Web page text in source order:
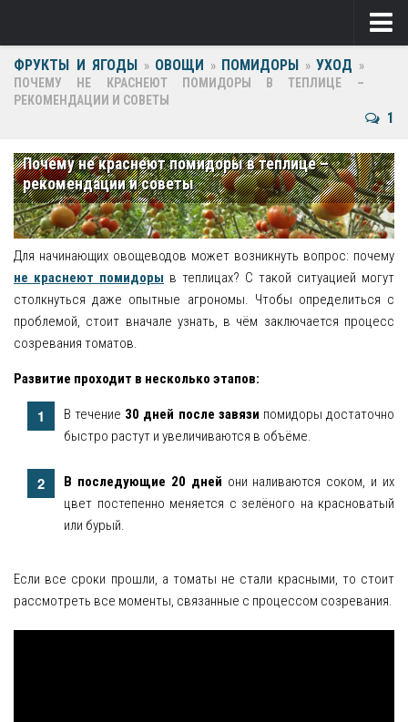
Ягоды
Виноград
Крыжовник
Малина
Фрукты
Груша
Черешня
Яблоня
Овощи
Картошка
Помидоры
ФРУКТЫ И ЯГОДЫ » ОВОЩИ » ПОМИДОРЫ » УХОД »
ПОЧЕМУ НЕ КРАСНЕЮТ ПОМИДОРЫ В ТЕПЛИЦЕ –
РЕКОМЕНДАЦИИ И СОВЕТЫ
1
Почему не краснеют помидоры в теплице –
рекомендации и советы
Для начинающих овощеводов может возникнуть вопрос: почему
не краснеют помидоры в теплицах? С такой ситуацией могут
столкнуться даже опытные агрономы. Чтобы определиться с
проблемой, стоит вначале узнать, в чём заключается процесс
созревания томатов.
Развитие проходит в несколько этапов:
В течение 30 дней после завязи помидоры достаточно
быстро растут и увеличиваются в объёме.
В последующие 20 дней они наливаются соком, и их
цвет постепенно меняется с зелёного на красноватый
или бурый.
Если все сроки прошли, а томаты не стали красными, то стоит
рассмотреть все моменты, связанные с процессом созревания.